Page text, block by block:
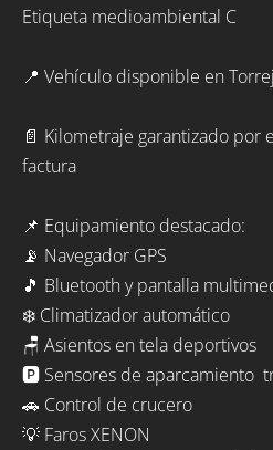
Etiqueta medioambiental C
📍 Vehículo disponible en
📄 Kilometraje garantizado por
factura
📌 Equipamiento destacado:
📡 Navegador GPS
🎵 Bluetooth y pantalla
❄️ Climatizador automático
🪑 Asientos en tela deportivos
🅿️ Sensores de aparcamiento
🚗 Control de crucero
💡 Faros XENON